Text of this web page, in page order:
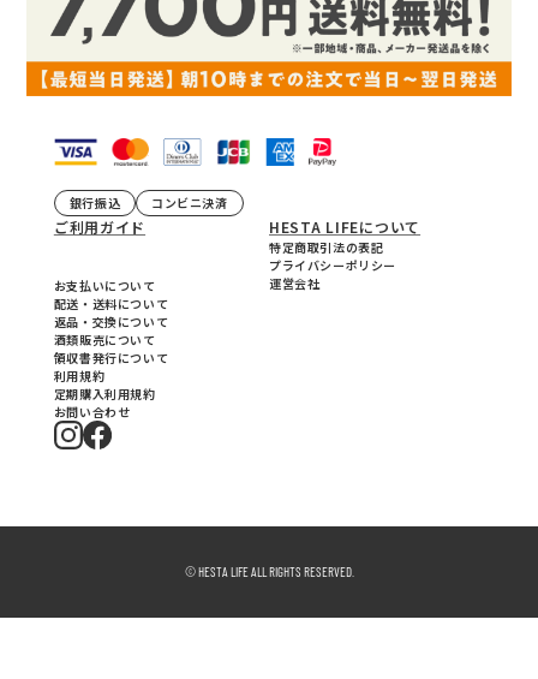
銀行振込 コンビニ決済
ご利用ガイド
お支払いについて
配送・送料について
返品・交換について
酒類販売について
領収書発行について
利用規約
定期購入利用規約
お問い合わせ
HESTA LIFEについて
特定商取引法の表記
プライバシーポリシー
運営会社
© HESTA LIFE ALL RIGHTS RESERVED.